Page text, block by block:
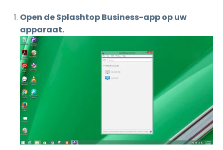
Open de Splashtop Business-app op uw
apparaat.